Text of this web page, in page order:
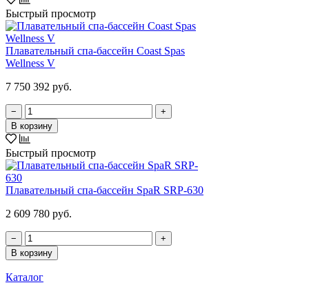
Быстрый просмотр
Плавательный спа-бассейн Coast Spas
Wellness V
7 750 392 руб.
−
+
В корзину
Быстрый просмотр
Плавательный спа-бассейн SpaR SRP-630
2 609 780 руб.
−
+
В корзину
Каталог